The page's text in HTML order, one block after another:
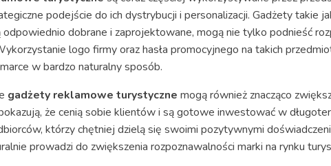
podejście do ich dystrybucji i personalizacji. Gadżety takie
dobrane i zaprojektowane, mogą nie tylko podnieść
logo firmy oraz hasła promocyjnego na takich
w bardzo naturalny sposób.
gadżety reklamowe turystyczne mogą również znacząco
że cenią sobie klientów i są gotowe inwestować w
którzy chętniej dzielą się swoimi pozytywnymi
prowadzi do zwiększenia rozpoznawalności marki na rynku